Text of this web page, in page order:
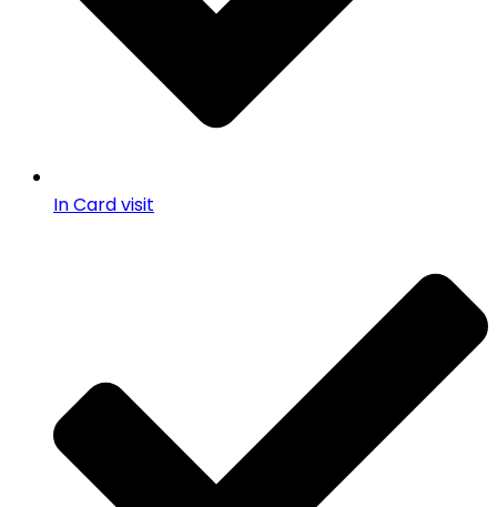
In Card visit